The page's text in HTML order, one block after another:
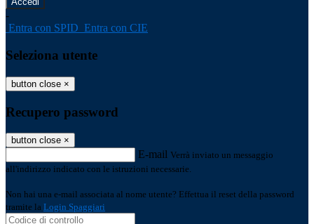
-
Entra con SPID Entra con CIE
Seleziona utente
button close ×
Recupero password
button close ×
E-mail Verrà inviato un messaggio
all'indirizzo indicato con le istruzioni necessarie.
Non hai una e-mail associata al nome utente? Effettua il reset della password
tramite la Login Spaggiari